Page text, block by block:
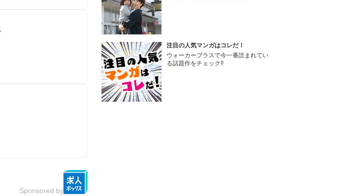
Sponsored by
注目の人気マンガはコレだ！
ウォーカープラスで今一番読まれてい
る話題作をチェック!!